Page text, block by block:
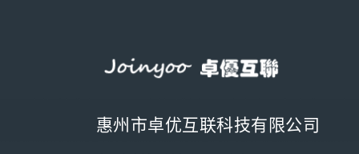
惠州市卓优互联科技有限公司